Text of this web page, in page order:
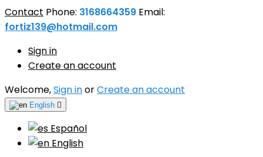
Contact Phone: 3168664359 Email:
fortiz139@hotmail.com
Sign in
Create an account
Welcome,Sign inorCreate an account
English 
Español
English